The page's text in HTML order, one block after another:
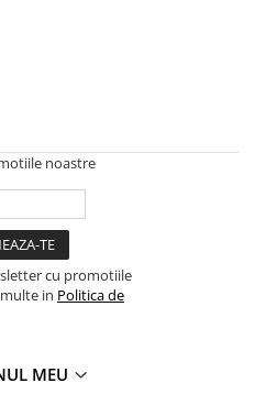
noastre
cu promotiile
in Politica de
MEU